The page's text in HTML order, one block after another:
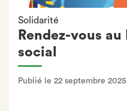
Solidarité
Rendez-vous
social
Publié le 22 septembre 2025